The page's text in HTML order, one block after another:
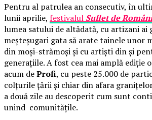
Pentru al patrulea an consecutiv, în
lunii aprilie, festivalul Suflet de
lumea satului de altădată, cu artizani
meșteșugari gata să arate tainele unor
din moși-strămoși și cu artiști din și
generațiile. A fost cea mai amplă ediție
acum deProfi, cu peste 25.000 de
colțurile țării și chiar din afara
a două zile au descoperit cum sunt
unind comunitățile.